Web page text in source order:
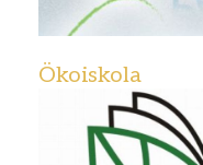
Ökoiskola